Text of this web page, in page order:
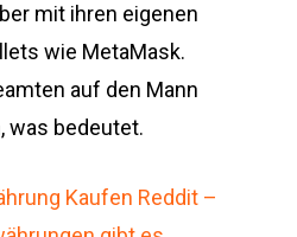
mit ihren eigenen
wie MetaMask.
auf den Mann
was bedeutet.
Kaufen Reddit –